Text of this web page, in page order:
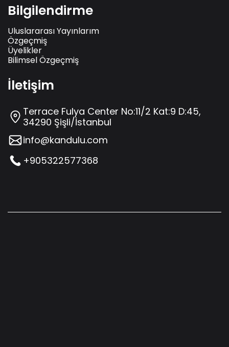
Bilgilendirme
Uluslararası Yayınlarım
Özgeçmiş
Üyelikler
Bilimsel Özgeçmiş
İletişim
Terrace Fulya Center No:11/2 Kat:9 D:45,
34290 Şişli/İstanbul
info@kandulu.com
+905322577368